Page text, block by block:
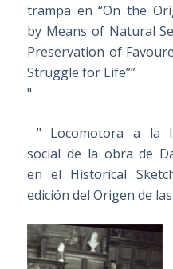
trampa en “On the
by Means of Natural
Preservation of
Struggle for Life””
"
" Locomotora a la
social de la obra de
en el Historical
edición del Origen de